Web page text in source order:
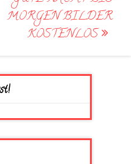
MORGEN BILDER
KOSTENLOS